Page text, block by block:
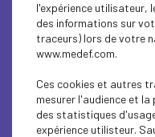
Conjoncture
Déjeuner
l'expérience utilisateur,
des informations sur
traceurs) lors de votre
www.medef.com.
Ces cookies et autres
mesurer l'audience et
des statistiques
expérience utilisteur.